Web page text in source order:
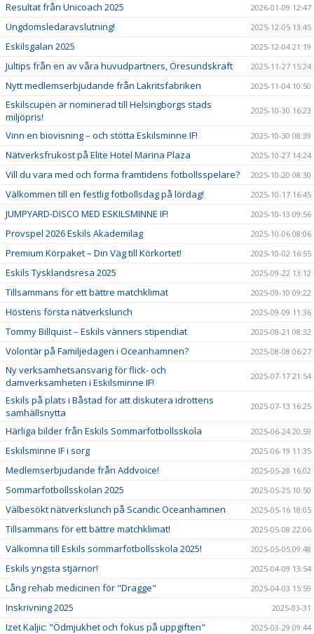
Resultat från Unicoach 2025 2026-01-09 12:47
Ungdomsledaravslutning! 2025-12-05 13:45
Eskilsgalan 2025 2025-12-04 21:19
Jultips från en av våra huvudpartners, Öresundskraft 2025-11-27 15:24
Nytt medlemserbjudande från Lakritsfabriken 2025-11-04 10:50
Eskilscupen är nominerad till Helsingborgs stads
miljöpris!
2025-10-30 16:23
Vinn en biovisning – och stötta Eskilsminne IF! 2025-10-30 08:39
Nätverksfrukost på Elite Hotel Marina Plaza 2025-10-27 14:24
Vill du vara med och forma framtidens fotbollsspelare? 2025-10-20 08:30
Välkommen till en festlig fotbollsdag på lördag! 2025-10-17 16:45
JUMPYARD-DISCO MED ESKILSMINNE IF! 2025-10-13 09:56
Provspel 2026 Eskils Akademilag 2025-10-06 08:06
Premium Körpaket – Din Väg till Körkortet! 2025-10-02 16:55
Eskils Tysklandsresa 2025 2025-09-22 13:12
Tillsammans för ett bättre matchklimat 2025-09-10 09:22
Höstens första nätverkslunch 2025-09-09 11:36
Tommy Billquist – Eskils vänners stipendiat 2025-08-21 08:32
Volontär på Familjedagen i Oceanhamnen? 2025-08-08 06:27
Ny verksamhetsansvarig för flick- och
damverksamheten i Eskilsminne IF!
2025-07-17 21:54
Eskils på plats i Båstad för att diskutera idrottens
samhällsnytta
2025-07-13 16:25
Härliga bilder från Eskils Sommarfotbollsskola 2025-06-24 20:59
Eskilsminne IF i sorg 2025-06-19 11:35
Medlemserbjudande från Addvoice! 2025-05-28 16:02
Sommarfotbollsskolan 2025 2025-05-25 10:50
Välbesökt nätverkslunch på Scandic Oceanhamnen 2025-05-16 18:05
Tillsammans för ett bättre matchklimat! 2025-05-08 22:06
Välkomna till Eskils sommarfotbollsskola 2025! 2025-05-05 09:48
Eskils yngsta stjärnor! 2025-04-09 13:54
Lång rehab medicinen för "Dragge" 2025-04-03 15:59
Inskrivning 2025 2025-03-31
Izet Kaljic: "Ödmjukhet och fokus på uppgiften" 2025-03-29 09:44